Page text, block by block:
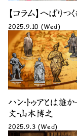
【コラム】へばり
2025.9.10 (Wed)
ハン・トゥアとは
文・山本博之
2025.9.3 (Wed)